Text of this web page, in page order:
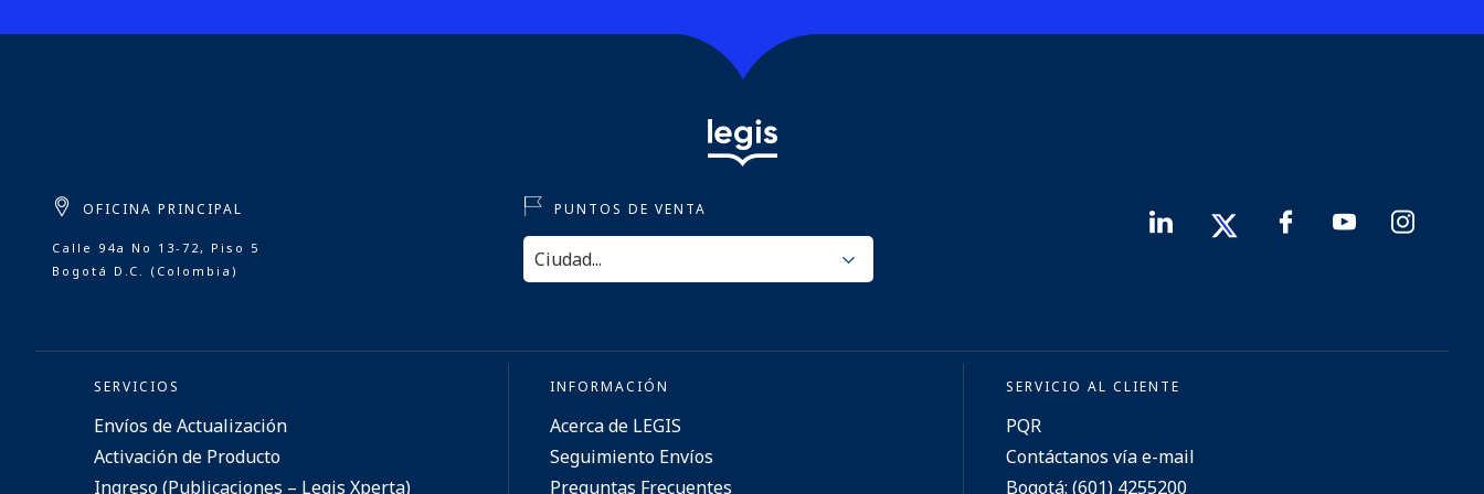
OFICINA PRINCIPAL
Calle 94a No 13-72, Piso 5
Bogotá D.C. (Colombia)
PUNTOS DE VENTA
SERVICIOS
Envíos de Actualización
Activación de Producto
Ingreso (Publicaciones – Legis Xperta)
INFORMACIÓN
Acerca de LEGIS
Seguimiento Envíos
Preguntas Frecuentes
SERVICIO AL CLIENTE
PQR
Contáctanos vía e-mail
Bogotá: (601) 4255200